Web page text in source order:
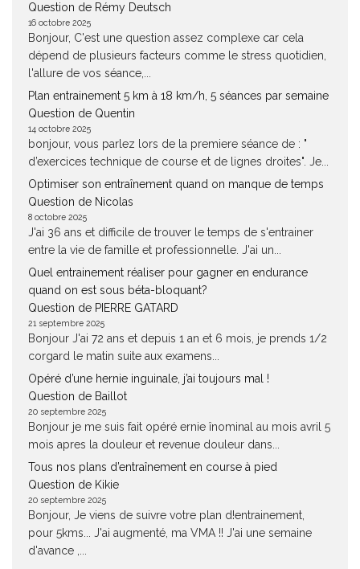
Question de Rémy Deutsch
16 octobre 2025
Bonjour, C'est une question assez complexe car cela
dépend de plusieurs facteurs comme le stress quotidien,
l'allure de vos séance,...
Plan entrainement 5 km à 18 km/h, 5 séances par semaine
Question de Quentin
14 octobre 2025
bonjour, vous parlez lors de la premiere séance de : "
d’exercices technique de course et de lignes droites". Je...
Optimiser son entraînement quand on manque de temps
Question de Nicolas
8 octobre 2025
J'ai 36 ans et difficile de trouver le temps de s'entrainer
entre la vie de famille et professionnelle. J'ai un...
Quel entrainement réaliser pour gagner en endurance
quand on est sous béta-bloquant?
Question de PIERRE GATARD
21 septembre 2025
Bonjour J'ai 72 ans et depuis 1 an et 6 mois, je prends 1/2
corgard le matin suite aux examens...
Opéré d’une hernie inguinale, j’ai toujours mal !
Question de Baillot
20 septembre 2025
Bonjour je me suis fait opéré ernie înominal au mois avril 5
mois apres la douleur et revenue douleur dans...
Tous nos plans d’entraînement en course à pied
Question de Kikie
20 septembre 2025
Bonjour, Je viens de suivre votre plan d!entrainement,
pour 5kms... J'ai augmenté, ma VMA !! J'ai une semaine
d'avance ,...